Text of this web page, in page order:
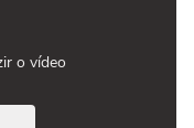
o vídeo